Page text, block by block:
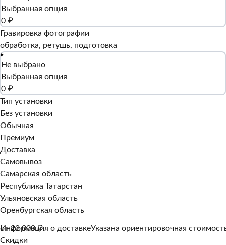
Выбранная опция
0 ₽
Гравировка фотографии
обработка, ретушь, подготовка
Не выбрано
Выбранная опция
0 ₽
Тип установки
Без установки
Обычная
Премиум
Доставка
Самовывоз
Самарская область
Республика Татарстан
Ульяновская область
Оренбургская область
Информация о доставкеУказана ориентировочная
от 22 000 ₽
Скидки